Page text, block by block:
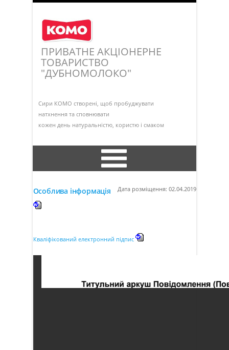
ПРИВАТНЕ АКЦІОНЕРНЕ
ТОВАРИСТВО
"ДУБНОМОЛОКО"
Сири КОМО створені, щоб пробуджувати
натхнення та сповнювати
кожен день натуральністю, користю і смаком
Інформація про підприємство
Повідомлення про збори
Дата розміщення: 02.04.2019
Особлива інформація
Кваліфікований електронний підпис